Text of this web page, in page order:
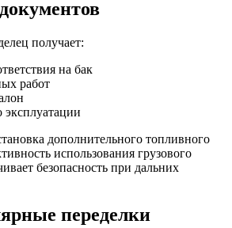
получает:
на бак
работ
дополнительного топливного
использования грузового
безопасность при дальних
переделки